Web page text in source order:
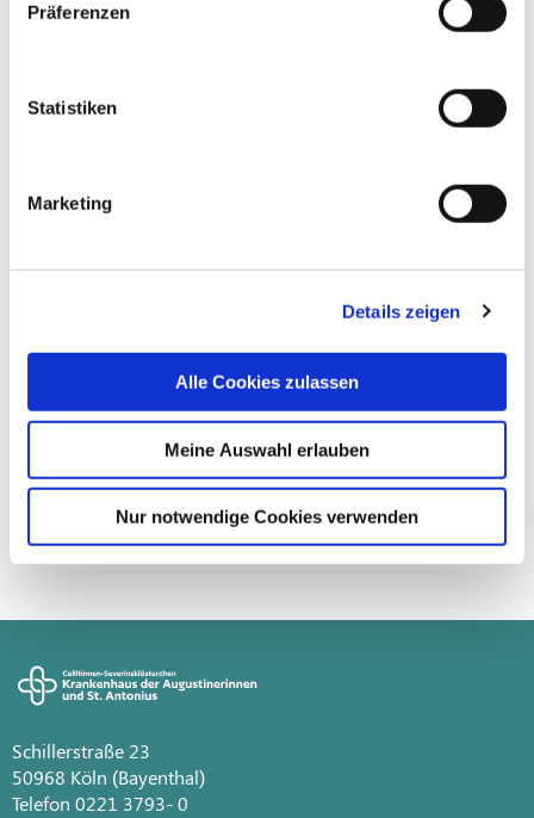
Präferenzen
Statistiken
Marketing
Details zeigen
Alle Cookies zulassen
Meine Auswahl erlauben
Nur notwendige Cookies verwenden
Patienten mit begrenzter Lebenserwartung ein weitgehend
beschwerdefreies und würdiges Leben entsprechend ihrer
seelische Nöte können oft gelindert werden.
Auf unserer Palliativstation behandeln wir Patientinnen
Herz- und Lungenerkrankungen, Tumorleiden oder
multiprofessionelles Team, um krankheits- und
therapiebedingte Einschränkungen zu lindern.
Wir stehen Ihnen und Ihren Angehörigen zu allen Fragen
gerne zur Verfügung.
Schillerstraße 23
50968 Köln (Bayenthal)
Telefon 0221 3793- 0